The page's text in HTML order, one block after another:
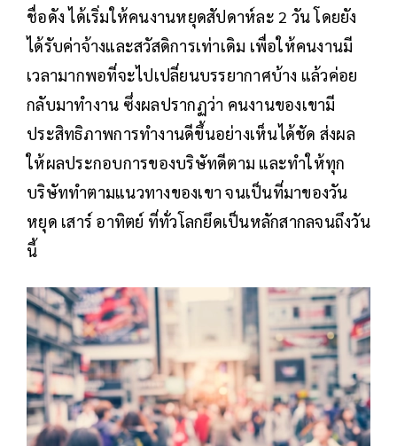
ชื่อดัง ได้เริ่มให้คนงานหยุดสัปดาห์ละ 2 วัน โดยยัง
ได้รับค่าจ้างและสวัสดิการเท่าเดิม เพื่อให้คนงานมี
เวลามากพอที่จะไปเปลี่ยนบรรยากาศบ้าง แล้วค่อย
กลับมาทำงาน ซึ่งผลปรากฏว่า คนงานของเขามี
ประสิทธิภาพการทำงานดีขึ้นอย่างเห็นได้ชัด ส่งผล
ให้ผลประกอบการของบริษัทดีตาม และทำให้ทุก
บริษัททำตามแนวทางของเขา จนเป็นที่มาของวัน
หยุด เสาร์ อาทิตย์ ที่ทั่วโลกยึดเป็นหลักสากลจนถึงวัน
นี้